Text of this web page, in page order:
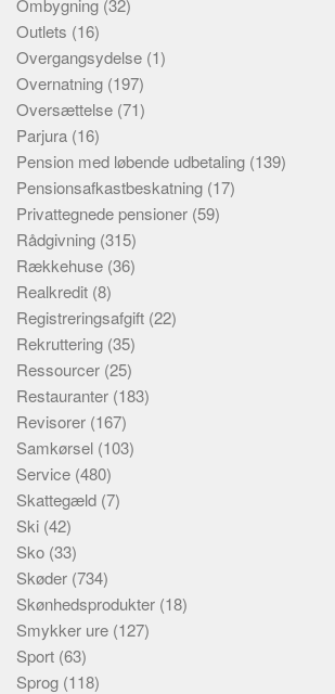
Ombygning (32)
Outlets (16)
Overgangsydelse (1)
Overnatning (197)
Oversættelse (71)
Parjura (16)
Pension med løbende udbetaling (139)
Pensionsafkastbeskatning (17)
Privattegnede pensioner (59)
Rådgivning (315)
Rækkehuse (36)
Realkredit (8)
Registreringsafgift (22)
Rekruttering (35)
Ressourcer (25)
Restauranter (183)
Revisorer (167)
Samkørsel (103)
Service (480)
Skattegæld (7)
Ski (42)
Sko (33)
Skøder (734)
Skønhedsprodukter (18)
Smykker ure (127)
Sport (63)
Sprog (118)